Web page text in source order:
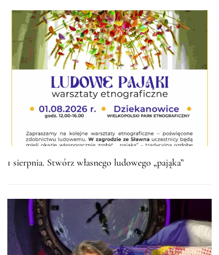
1 sierpnia. Stwórz własnego ludowego „pająka”